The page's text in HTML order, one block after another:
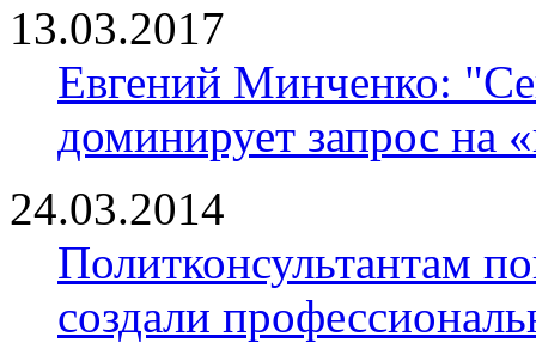
13.03.2017
Евгений Минченко:
доминирует запрос на
24.03.2014
Политконсультантам
создали